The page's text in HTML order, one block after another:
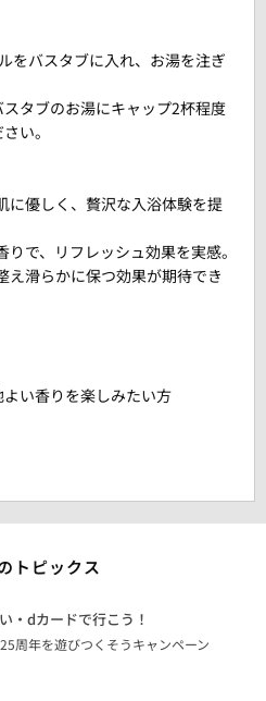
をバスタブに入れ、お湯を注ぎ
タブのお湯にキャップ2杯程度
い。
に優しく、贅沢な入浴体験を提
で、リフレッシュ効果を実感。
え滑らかに保つ効果が期待でき
い香りを楽しみたい方
トピックス
・dカードで行こう！
周年を遊びつくそうキャンペーン